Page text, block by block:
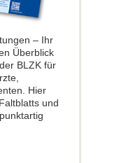
– Ihr
Überblick
BLZK für
Hier
und